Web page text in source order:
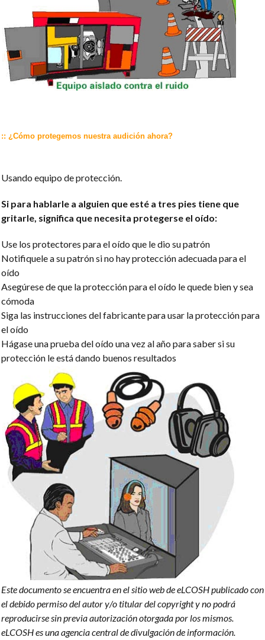
:: ¿Cómo protegemos nuestra audición ahora?
Usando equipo de protección.
Si para hablarle a alguien que esté a tres pies tiene que
gritarle, significa que necesita protegerse el oído:
Use los protectores para el oído que le dio su patrón
Notifiquele a su patrón si no hay protección adecuada para el
oído
Asegúrese de que la protección para el oído le quede bien y sea
cómoda
Siga las instrucciones del fabricante para usar la protección para
el oído
Hágase una prueba del oído una vez al año para saber si su
protección le está dando buenos resultados
Este documento se encuentra en el sitio web de eLCOSH publicado con
el debido permiso del autor y/o titular del copyright y no podrá
reproducirse sin previa autorización otorgada por los mismos.
eLCOSH es una agencia central de divulgación de información.